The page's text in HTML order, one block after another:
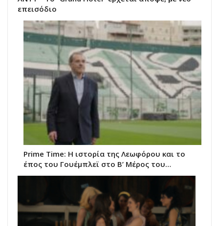
επεισόδιο
Prime Time: Η ιστορία της Λεωφόρου και το
έπος του Γουέμπλεϊ στο Β’ Μέρος του…